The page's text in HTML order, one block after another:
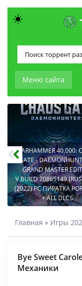
Меню сайта
WARHAMMER 40,000:
GATE -
GRAND MASTER
V.BUILD 20865149
(2022) PC ПИРАТКА
+ ALL DLCS
Главная » Игры
Bye Sweet
Механики
☀️